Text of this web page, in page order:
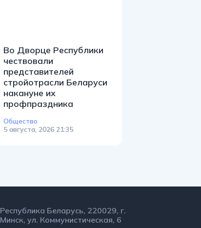
Во Дворце Республики
чествовали
представителей
стройотрасли Беларуси
накануне их
профпраздника
Общество
5 августа, 2026 21:35
Республика Беларусь, 220029, г.
Минск, ул. Коммунистическая, 6